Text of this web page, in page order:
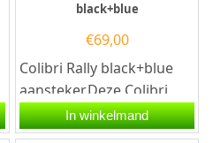
black+blue
€69,00
Colibri Rally black+blue
aansteker.Deze Colibri
aansteker heeft een
krachtige...
In winkelmand